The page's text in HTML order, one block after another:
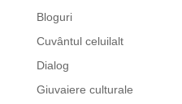
Bloguri
Cuvântul celuilalt
Dialog
Giuvaiere culturale